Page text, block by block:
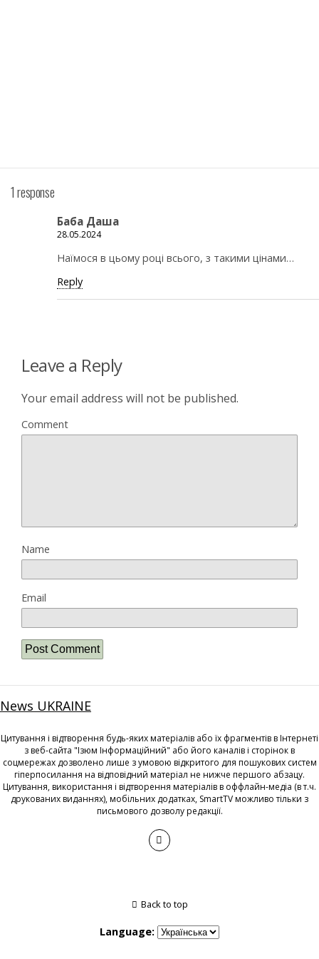
1 response
Баба Даша
28.05.2024
Наїмося в цьому році всього, з такими цінами…
Reply
Leave a Reply
Your email address will not be published.
Comment
Name
Email
News UKRAINE
Цитування і відтворення будь-яких матеріалів або їх фрагментів в Інтернеті
з веб-сайта "Ізюм Інформаційний" або його каналів і сторінок в
соцмережах дозволено лише з умовою відкритого для пошукових систем
гіперпосилання на відповідний матеріал не нижче першого абзацу.
Цитування, використання і відтворення матеріалів в оффлайн-медіа (в т.ч.
друкованих виданнях), мобільних додатках, SmartTV можливо тільки з
письмового дозволу редакції.
Back to top
Language: